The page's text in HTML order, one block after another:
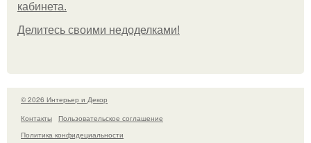
кабинета.
Делитесь своими недоделками!
© 2026 Интерьер и Декор
Контакты
Пользовательское соглашение
Политика конфидециальности